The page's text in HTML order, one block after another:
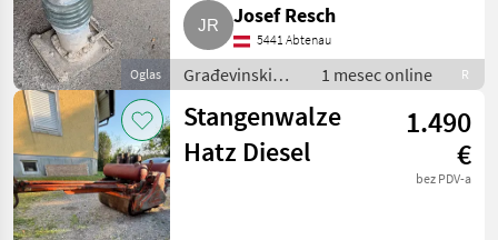
Oglas
Josef Resch
5441 Abtenau
Građevinski
strojevi / Mali
građevinski
strojevi
1 mesec online R
Stangenwalze
Hatz Diesel
1.490
€
bez PDV-a